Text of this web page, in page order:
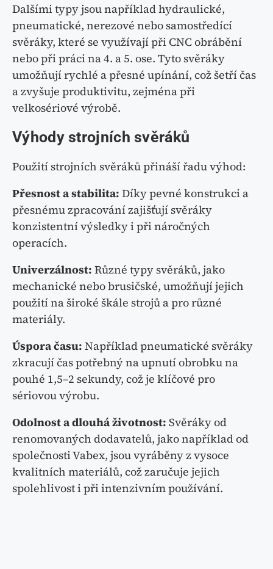
Dalšími typy jsou například hydraulické,
pneumatické, nerezové nebo samostředící
svěráky, které se využívají při CNC obrábění
nebo při práci na 4. a 5. ose. Tyto svěráky
umožňují rychlé a přesné upínání, což šetří čas
a zvyšuje produktivitu, zejména při
velkosériové výrobě.
Výhody strojních svěráků
Použití strojních svěráků přináší řadu výhod:
Přesnost a stabilita: Díky pevné konstrukci a
přesnému zpracování zajišťují svěráky
konzistentní výsledky i při náročných
operacích.
Univerzálnost: Různé typy svěráků, jako
mechanické nebo brusičské, umožňují jejich
použití na široké škále strojů a pro různé
materiály.
Úspora času: Například pneumatické svěráky
zkracují čas potřebný na upnutí obrobku na
pouhé 1,5–2 sekundy, což je klíčové pro
sériovou výrobu.
Odolnost a dlouhá životnost: Svěráky od
renomovaných dodavatelů, jako například od
společnosti Vabex, jsou vyráběny z vysoce
kvalitních materiálů, což zaručuje jejich
spolehlivost i při intenzivním používání.